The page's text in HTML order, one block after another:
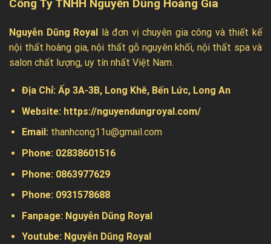
Công Ty TNHH Nguyễn Dũng Hoàng Gia
Nguyễn Dũng Royal
là đơn vị chuyên gia công và thiết kế
nội thất hoàng gia, nội thất gỗ nguyên khối, nội thất spa và
salon chất lượng, uy tín nhất Việt Nam.
Địa Chỉ: Ấp 3A-3B, Long Khê, Bến Lức, Long An
Website: https://nguyendungroyal.com/
Email: thanhcong11u@gmail.com
Phone: 02838601516
Phone: 0863977629
Phone: 0931578688
Fanpage: Nguyễn Dũng Royal
Youtube: Nguyễn Dũng Royal